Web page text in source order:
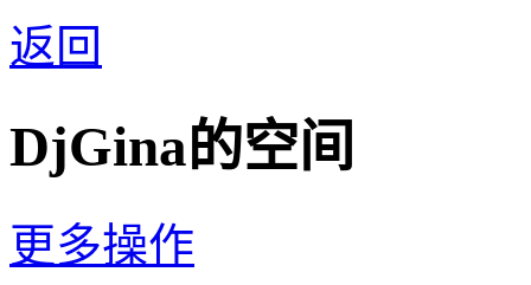
返回
DjGina的空间
更多操作